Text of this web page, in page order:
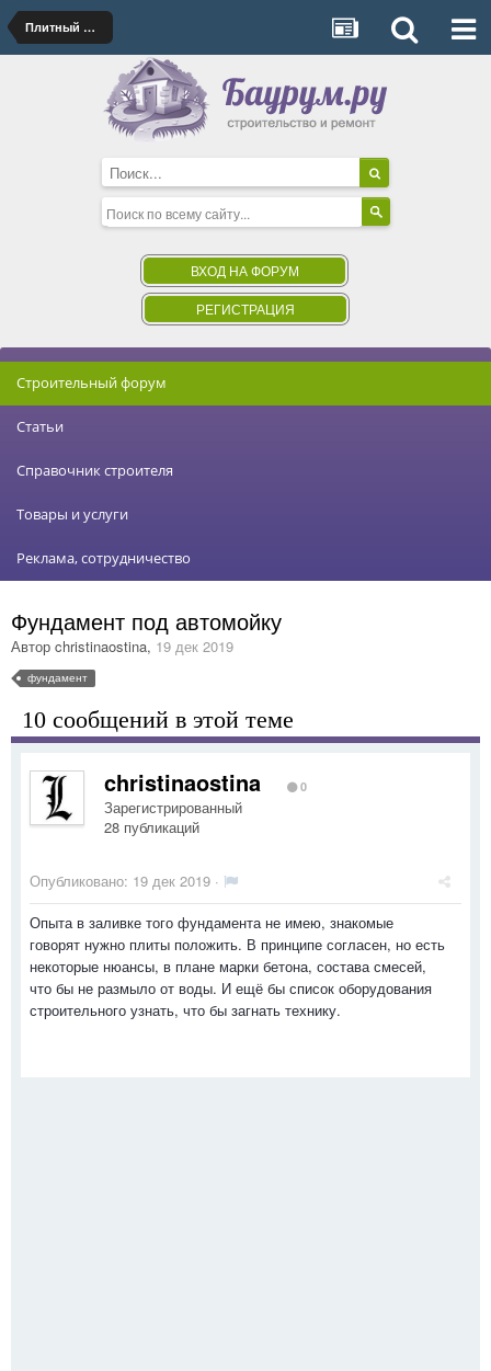
Плитный фундамент
ВХОД НА ФОРУМ
РЕГИСТРАЦИЯ
Строительный форум
Статьи
Справочник строителя
Товары и услуги
Реклама, сотрудничество
Фундамент под автомойку
Автор christinaostina, 19 дек 2019
фундамент
10 сообщений в этой теме
christinaostina 0
Зарегистрированный
28 публикаций
Опубликовано: 19 дек 2019 ·
Опыта в заливке того фундамента не имею, знакомые
говорят нужно плиты положить. В принципе согласен, но есть
некоторые нюансы, в плане марки бетона, состава смесей,
что бы не размыло от воды. И ещё бы список оборудования
строительного узнать, что бы загнать технику.